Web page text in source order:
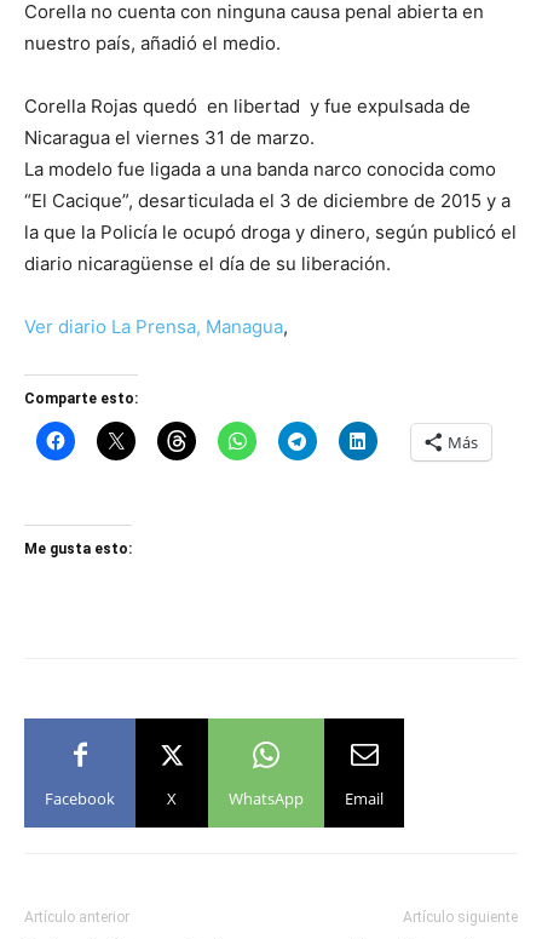
Corella no cuenta con ninguna causa penal abierta en
nuestro país, añadió el medio.
Corella Rojas quedó en libertad y fue expulsada de
Nicaragua el viernes 31 de marzo.
La modelo fue ligada a una banda narco conocida como
“El Cacique”, desarticulada el 3 de diciembre de 2015 y a
la que la Policía le ocupó droga y dinero, según publicó el
diario nicaragüense el día de su liberación.
Ver diario La Prensa, Managua,
Comparte esto:
Más
Me gusta esto:
Facebook X WhatsApp Email
Artículo anterior Artículo siguiente